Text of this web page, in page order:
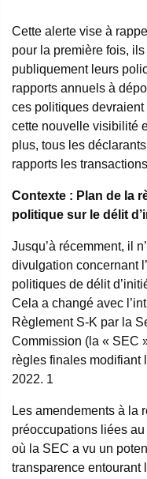
Cette alerte vise à
pour la première fois,
publiquement leurs
rapports annuels à
ces politiques devraient
cette nouvelle visibilité
plus, tous les
rapports les
Contexte : Plan de la
politique sur le délit
Jusqu’à récemment, il
divulgation concernant
politiques de délit
Cela a changé avec
Règlement S-K par la
Commission (la « SEC
règles finales modifiant
2022. 1
Les amendements à la
préoccupations liées
où la SEC a vu un
transparence entourant